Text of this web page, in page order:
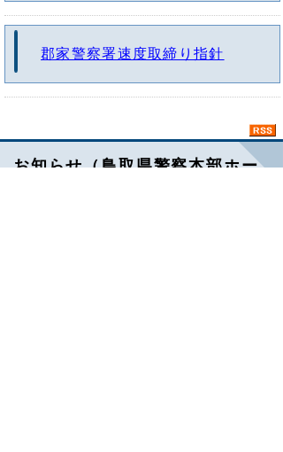
郡家警察署速度取締り指針
お知らせ（鳥取県警察本部ホー